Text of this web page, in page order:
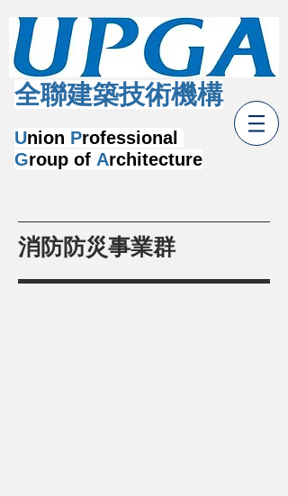
Union Professional
Group of Architecture
​全聯建築技術機構
​消防防災事業群